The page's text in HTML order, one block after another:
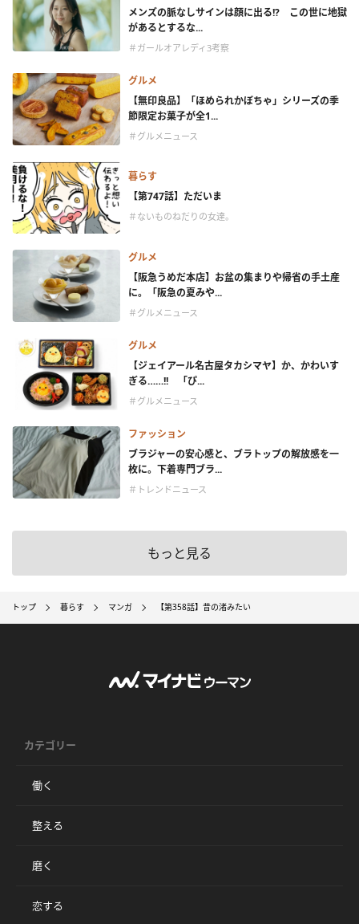
メンズの脈なしサインは顔に出る!? この世に地獄
があるとするな...
＃ガールオアレディ3考察
グルメ
【無印良品】「ほめられかぼちゃ」シリーズの季
節限定お菓子が全1...
＃グルメニュース
暮らす
【第747話】ただいま
＃ないものねだりの女達。
グルメ
【阪急うめだ本店】お盆の集まりや帰省の手土産
に。「阪急の夏みや...
＃グルメニュース
グルメ
【ジェイアール名古屋タカシマヤ】か、かわいす
ぎる……!! 「ぴ...
＃グルメニュース
ファッション
ブラジャーの安心感と、ブラトップの解放感を一
枚に。下着専門ブラ...
＃トレンドニュース
もっと見る
トップ 暮らす マンガ 【第358話】昔の渚みたい
カテゴリー
働く
整える
磨く
恋する